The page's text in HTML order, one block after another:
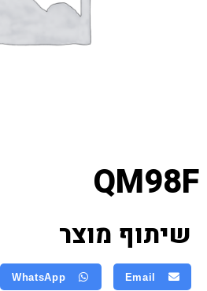
QM98F
שיתוף מוצר
Email
WhatsApp